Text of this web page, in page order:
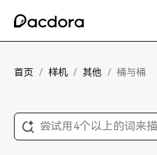
首页 / 样机 / 其他 / 桶与桶
尝试用4个以上的词来